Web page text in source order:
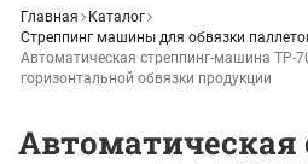
Главная
Каталог
Стреппинг машины для обвязки
Автоматическая стреппинг-машина ТР-
горизонтальной обвязки продукции
Автоматическая